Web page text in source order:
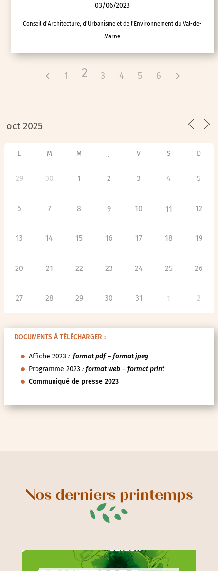
03/06/2023
Conseil d'Architecture, d'Urbanisme et de l'Environnement du Val-de-
Marne
1 2 3 4 5 6
L M M J V S D
29 30 1 2 3 4 5
6 7 8 9 10 11 12
13 14 15 16 17 18 19
20 21 22 23 24 25 26
27 28 29 30 31 1 2
DOCUMENTS À TÉLÉCHARGER :
Affiche 2023: format pdf– format jpeg
Programme 2023 : format web– format print
Communiqué de presse 2023
Nos derniers printemps